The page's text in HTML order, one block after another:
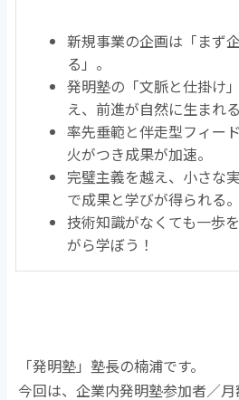
新規事業の企画は「まず
る」。
発明塾の「文脈と仕掛け
え、前進が自然に生まれる
率先垂範と伴走型フィー
火がつき成果が加速。
完璧主義を越え、小さな
で成果と学びが得られる。
技術知識がなくても一歩
がら学ぼう！
「発明塾」塾長の楠浦です。
今回は、企業内発明塾参加者／